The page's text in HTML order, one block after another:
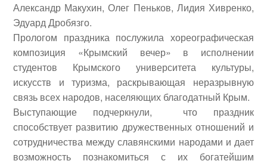
Александр Макухин, Олег Пеньков, Лидия Хивренко,
Эдуард Дробязго.
Прологом праздника послужила хореографическая
композиция «Крымский вечер» в исполнении
студентов Крымского университета культуры,
искусств и туризма, раскрывающая неразрывную
связь всех народов, населяющих благодатный Крым.
Выступающие подчеркнули, что праздник
способствует развитию дружественных отношений и
сотрудничества между славянскими народами и дает
возможность познакомиться с их богатейшим